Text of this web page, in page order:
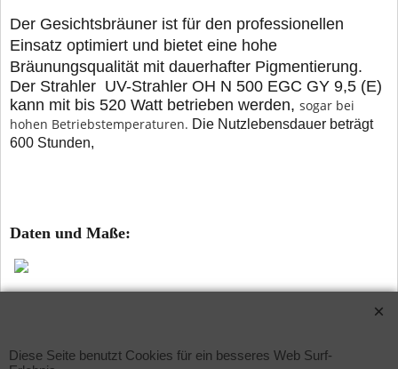
Der Gesichtsbräuner ist für den professionellen
Einsatz optimiert und bietet eine hohe
Bräunungsqualität mit dauerhafter Pigmentierung.
Der Strahler UV-Strahler OH N 500 EGC GY 9,5 (E)
kann mit bis 520 Watt betrieben werden, sogar bei
hohen Betriebstemperaturen. Die Nutzlebensdauer beträgt
600 Stunden,
Daten und Maße:
Diese Seite benutzt Cookies für ein besseres Web Surf-